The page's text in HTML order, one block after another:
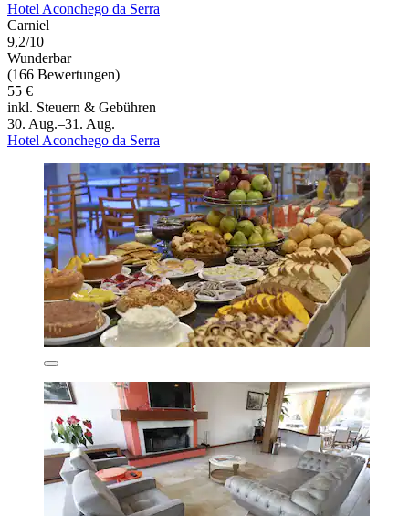
Hotel Aconchego da Serra
Carniel
9,2/10
Wunderbar
(166 Bewertungen)
55 €
inkl. Steuern & Gebühren
30. Aug.–31. Aug.
Hotel Aconchego da Serra